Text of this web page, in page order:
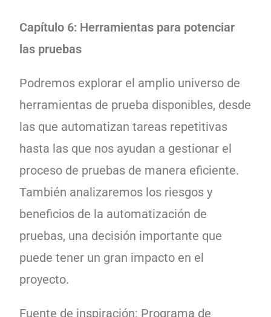
Capítulo 6: Herramientas para potenciar
las pruebas
Podremos explorar el amplio universo de
herramientas de prueba disponibles, desde
las que automatizan tareas repetitivas
hasta las que nos ayudan a gestionar el
proceso de pruebas de manera eficiente.
También analizaremos los riesgos y
beneficios de la automatización de
pruebas, una decisión importante que
puede tener un gran impacto en el
proyecto.
Fuente de inspiración: Programa de